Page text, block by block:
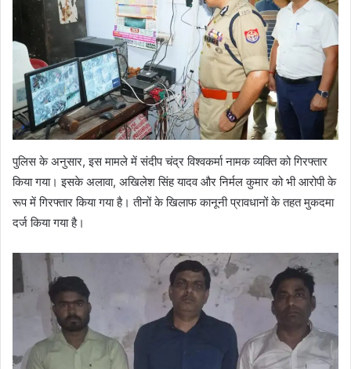
पुलिस के अनुसार, इस मामले में संदीप चंद्र विश्वकर्मा नामक व्यक्ति को गिरफ्तार
किया गया। इसके अलावा, अखिलेश सिंह यादव और निर्मल कुमार को भी आरोपी के
रूप में गिरफ्तार किया गया है। तीनों के खिलाफ कानूनी प्रावधानों के तहत मुकदमा
दर्ज किया गया है।